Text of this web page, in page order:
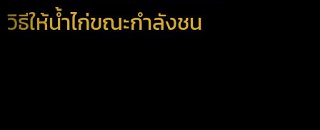
วิธีให้น้ำไก่ขณะกำลังชน